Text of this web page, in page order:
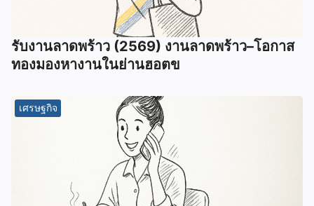
รับงานลาดพร้าว (2569) งานลาดพร้าว–โอกาส
ทองมองหางานในย่านฮอตข
เศรษฐกิจ